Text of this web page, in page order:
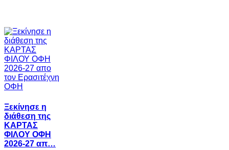
Ξεκίνησε η
διάθεση της
ΚΑΡΤΑΣ
ΦΙΛΟΥ ΟΦΗ
2026-27 απ…